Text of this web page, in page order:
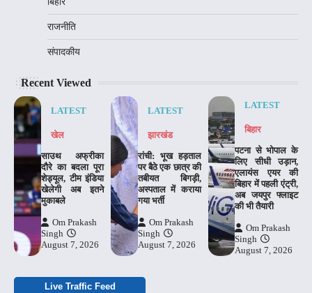
राजनीति
संपादकीय
Recent Viewed
LATEST
खेल
साउथ अफ्रीका
दौरे का बदला पूरा
शेड्यूल, टीम इंडिया
खेलेगी अब इतने
मुकाबले
Om Prakash
Singh
August 7, 2026
LATEST
झारखंड
रांची: भूख हड़ताल
पर बैठे एक छात्र की
तबीयत बिगड़ी,
अस्पताल में कराया
गया भर्ती
Om Prakash
Singh
August 7, 2026
LATEST
बिहार
पटना से भोपाल के
लिए सीधी उड़ान,
एलायंस एयर की
बिहार में पहली एंट्री,
अब जयपुर फ्लाइट
की भी तैयारी
Om Prakash
Singh
August 7, 2026
Live Traffic Feed